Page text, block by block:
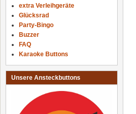
extra Verleihgeräte
Glücksrad
Party-Bingo
Buzzer
FAQ
Karaoke Buttons
Unsere Ansteckbuttons